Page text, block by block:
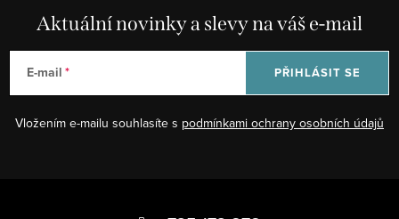
Aktuální novinky a slevy na váš e-mail
E-mail
Vložením e-mailu souhlasíte s podmínkami ochrany osobních údajů
PŘIHLÁSIT SE